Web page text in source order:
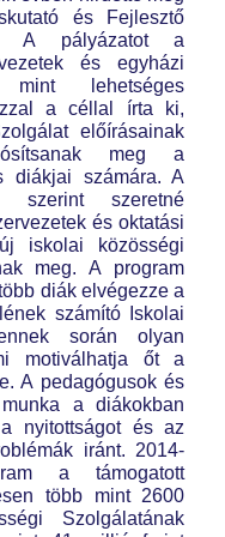
és Fejlesztő
A pályázatot a
és egyházi
mint lehetséges
a céllal írta ki,
előírásainak
meg a
diákjai számára. A
szerint szeretné
és oktatási
iskolai közösségi
meg. A program
diák elvégezze a
számító Iskolai
során olyan
motiválhatja őt a
A pedagógusok és
a diákokban
nyitottságot és az
iránt. 2014-
a támogatott
több mint 2600
Szolgálatának